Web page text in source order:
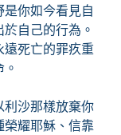
你如今看見自
自己的行為。
遠死亡的罪疚重
利沙那樣放棄你
榮耀耶穌、信靠